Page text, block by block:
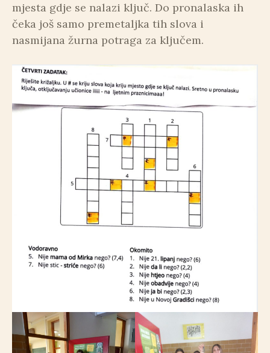
mjesta gdje se nalazi ključ. Do pronalaska ih
čeka još samo premetaljka tih slova i
nasmijana žurna potraga za ključem.